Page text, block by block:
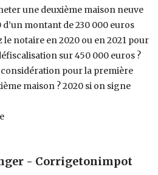
une deuxième maison neuve
montant de 230 000 euros
le notaire en 2020 ou en 2021 pour
sur 450 000 euros ?
considération pour la première
maison ? 2020 si on signe
- Corrigetonimpot